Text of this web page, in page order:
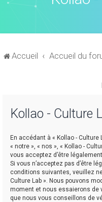
Accueil Accueil du
Kollao - Culture
En accédant à « Kollao - Culture
« notre », « nos », « Kollao -
vous acceptez d’être
Si vous n’acceptez pas d’être
conditions suivantes, veuillez
Culture Lab ». Nous pouvons
moment et nous essaierons de
que nous vous conseillons de